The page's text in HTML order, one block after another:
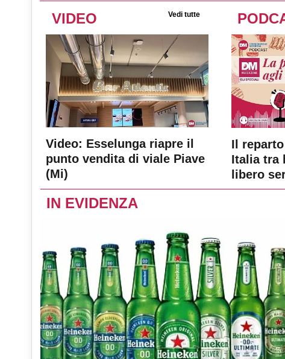
VIDEO Vedi tutte
Video: Esselunga riapre il
punto vendita di viale Piave
(Mi)
Il
Italia tra
libero
IN EVIDENZA